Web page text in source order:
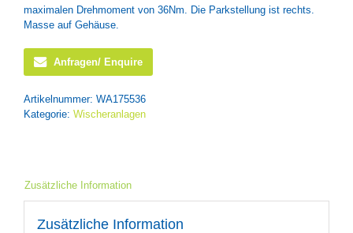
maximalen Drehmoment von 36Nm. Die Parkstellung ist rechts.
Masse auf Gehäuse.
Anfragen/ Enquire
Artikelnummer: WA175536
Kategorie: Wischeranlagen
Zusätzliche Information
Zusätzliche Information